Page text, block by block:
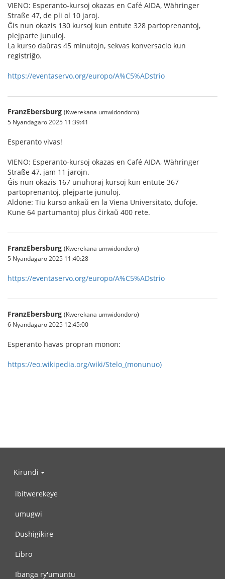
VIENO: Esperanto-kursoj okazas en Café AIDA, Währinger
Straße 47, de pli ol 10 jaroj.
Ĝis nun okazis 130 kursoj kun entute 328 partoprenantoj,
plejparte junuloj.
La kurso daŭras 45 minutojn, sekvas konversacio kun
registriĝo.
https://eventaservo.org/europo/A%C5%ADstrio
FranzEbersburg (Kwerekana umwidondoro)
5 Nyandagaro 2025 11:39:41
Esperanto vivas!
VIENO: Esperanto-kursoj okazas en Café AIDA, Währinger
Straße 47, jam 11 jarojn.
Ĝis nun okazis 167 unuhoraj kursoj kun entute 367
partoprenantoj, plejparte junuloj.
Aldone: Tiu kurso ankaŭ en la Viena Universitato, dufoje.
Kune 64 partumantoj plus ĉirkaŭ 400 rete.
FranzEbersburg (Kwerekana umwidondoro)
5 Nyandagaro 2025 11:40:28
https://eventaservo.org/europo/A%C5%ADstrio
FranzEbersburg (Kwerekana umwidondoro)
6 Nyandagaro 2025 12:45:00
Esperanto havas propran monon:
https://eo.wikipedia.org/wiki/Stelo_(monunuo)
Kirundi
ibitwerekeye
umugwi
Dushigikire
Libro
Ibanga ry'umuntu